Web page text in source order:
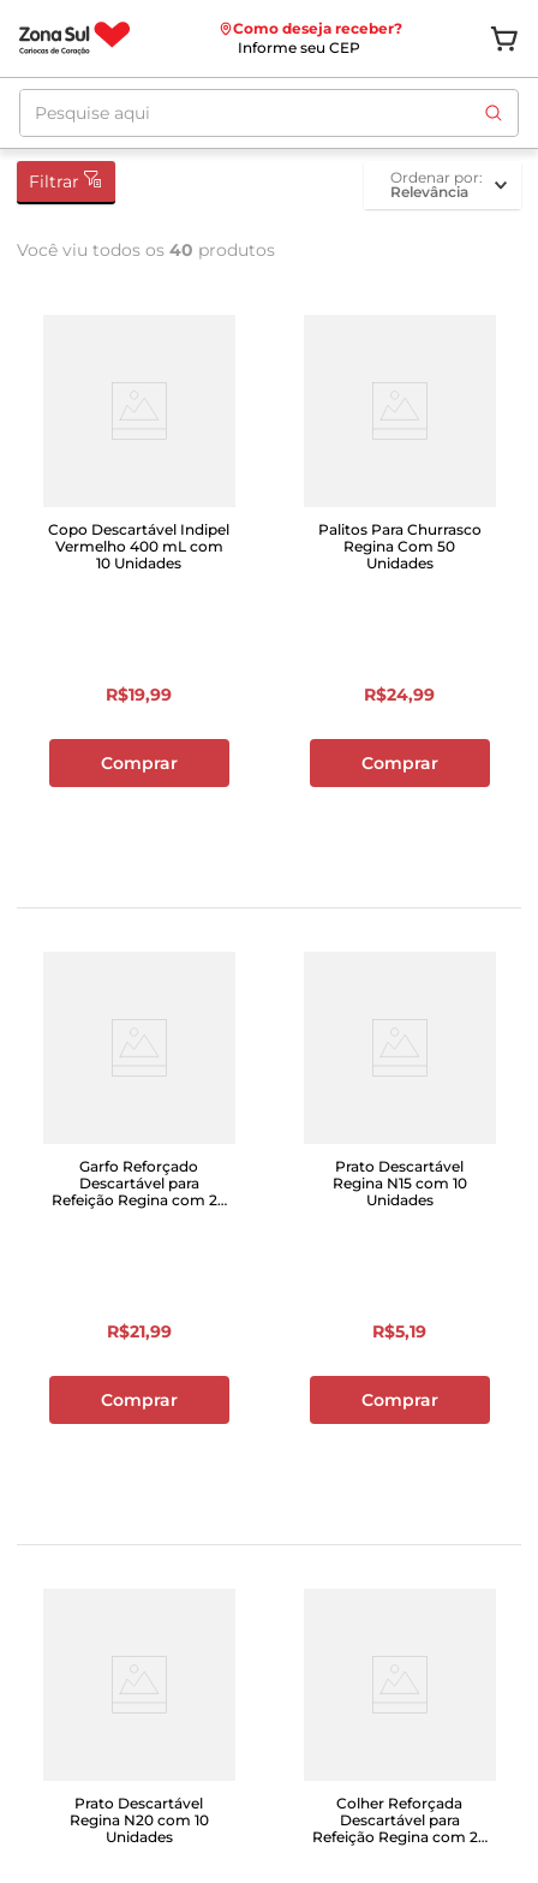
Como deseja receber?
Informe seu CEP
Pesquise aqui
Filtrar
ordenar por
Relevância
Você viu todos os 40 produtos
Copo Descartável Indipel
Vermelho 400 mL com
10 Unidades
R$19,99
Comprar
Palitos Para Churrasco
Regina Com 50
Unidades
R$24,99
Comprar
Garfo Reforçado
Descartável para
Refeição Regina com 20
R$21,99
Comprar
Prato Descartável
Regina N15 com 10
Unidades
R$5,19
Comprar
Prato Descartável
Regina N20 com 10
Unidades
Colher Reforçada
Descartável para
Refeição Regina com 20